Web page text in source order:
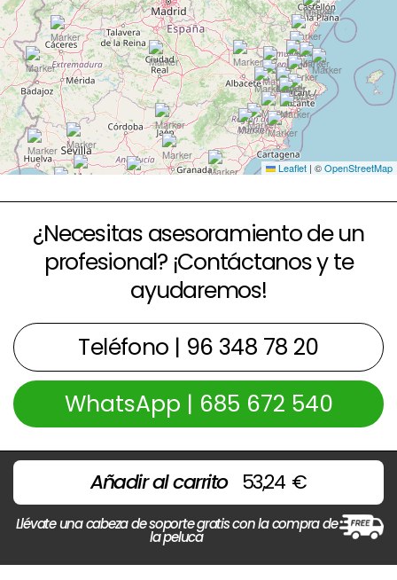
Leaflet | ©OpenStreetMap
¿Necesitas asesoramiento de un
profesional? ¡Contáctanos y te
ayudaremos!
Teléfono | 96 348 78 20
WhatsApp | 685 672 540
Añadir al carrito 53,24 €
Llévate una cabeza de soporte gratis con la compra de
la peluca